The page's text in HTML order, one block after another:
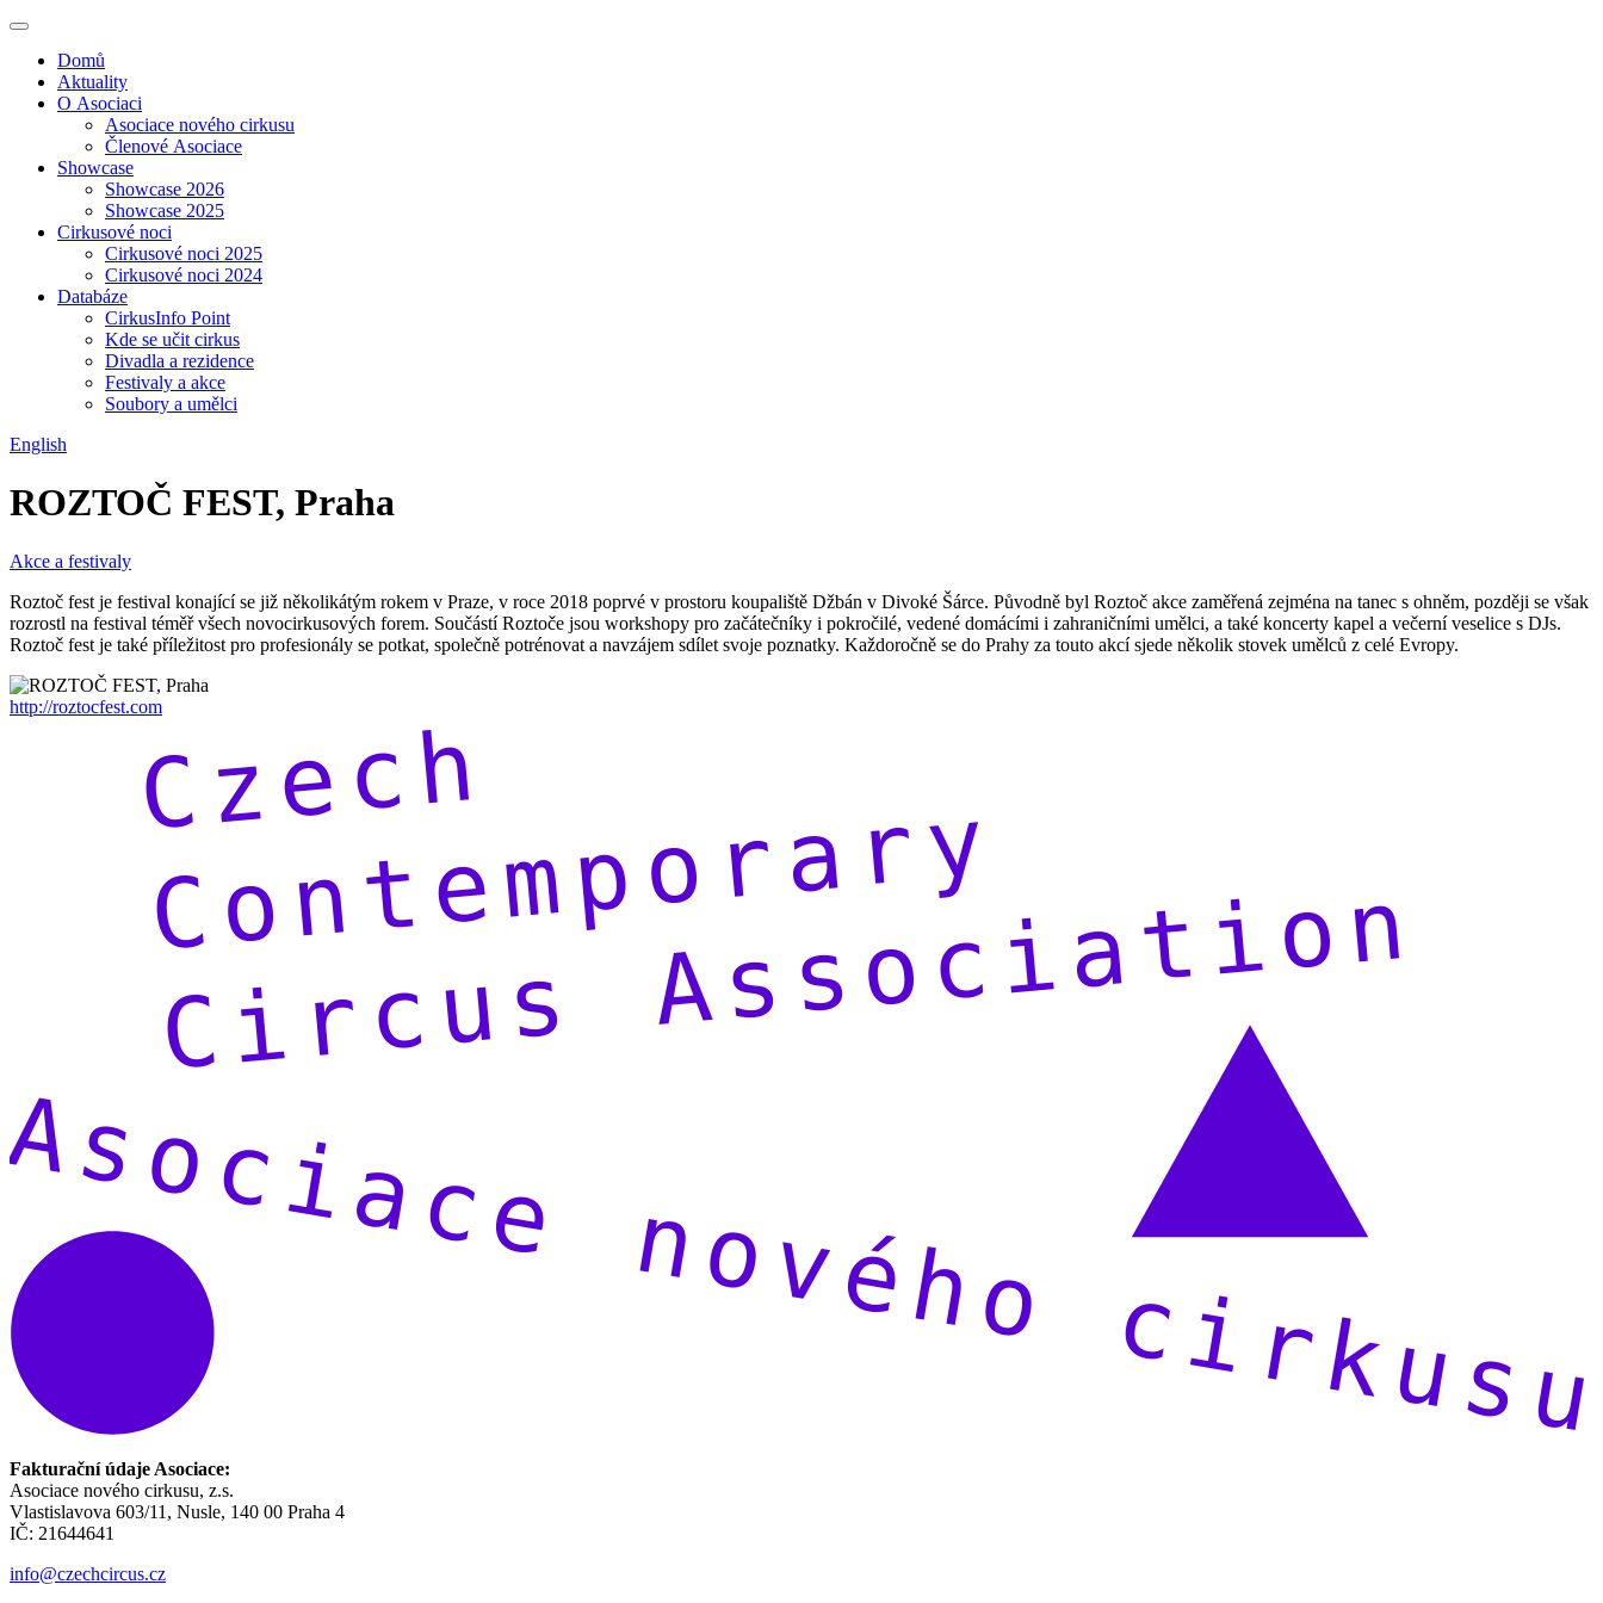
Domů
Aktuality
O Asociaci
Asociace nového cirkusu
Členové Asociace
Showcase
Showcase 2026
Showcase 2025
Cirkusové noci
Cirkusové noci 2025
Cirkusové noci 2024
Databáze
CirkusInfo Point
Kde se učit cirkus
Divadla a rezidence
Festivaly a akce
Soubory a umělci
English
ROZTOČ FEST, Praha
Akce a festivaly
Roztoč fest je festival konající se již několikátým rokem v Praze, v roce 2018 poprvé v prostoru koupaliště Džbán v Divoké Šárce. Původně byl Roztoč akce zaměřená zejména na tanec s ohněm, později se však
rozrostl na festival téměř všech novocirkusových forem. Součástí Roztoče jsou workshopy pro začátečníky i pokročilé, vedené domácími i zahraničními umělci, a také koncerty kapel a večerní veselice s DJs.
Roztoč fest je také příležitost pro profesionály se potkat, společně potrénovat a navzájem sdílet svoje poznatky. Každoročně se do Prahy za touto akcí sjede několik stovek umělců z celé Evropy.
http://roztocfest.com
Fakturační údaje Asociace:
Asociace nového cirkusu, z.s.
Vlastislavova 603/11, Nusle, 140 00 Praha 4
IČ: 21644641
info@czechcircus.cz